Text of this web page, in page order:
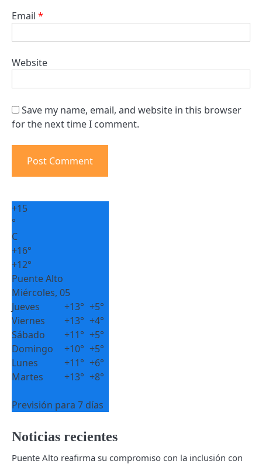
Email *
Website
Save my name, email, and website in this browser
for the next time I comment.
+15
°
C
+16°
+12°
Puente Alto
Miércoles, 05
Jueves
+13° +5°
Viernes
+13° +4°
Sábado
+11° +5°
Domingo
+10° +5°
Lunes
+11° +6°
Martes
+13° +8°
Previsión para 7 días
Noticias recientes
Puente Alto reafirma su compromiso con la inclusión con